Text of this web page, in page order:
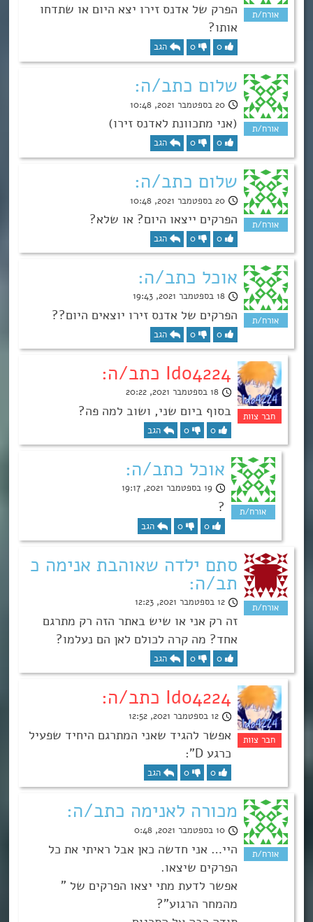
הפרק של אדנס זירו יצא היום או שתדחו
אותו?
0
0 הגב
שלום כתב/ה:
20 בספטמבר 2021, 10:48
(אני מתכוונת לאדנס זירו)
0
0 הגב
שלום כתב/ה:
20 בספטמבר 2021, 10:48
הפרקים ייצאו היום? או שלא?
0
0 הגב
אוכל כתב/ה:
18 בספטמבר 2021, 19:43
הפרקים של אדנס זירו יוצאים היום??
0
0 הגב
Ido4224 כתב/ה:
18 בספטמבר 2021, 20:22
בסוף ביום שני, ושוב למה פה?
0
0 הגב
אוכל כתב/ה:
19 בספטמבר 2021, 19:17
?
0
0 הגב
סתם ילדה שאוהבת אנימה כ
תב/ה:
12 בספטמבר 2021, 12:23
זה רק אני או שיש באתר הזה רק מתרגם
אחד? מה קרה לכולם לאן הם נעלמו?
0
0 הגב
Ido4224 כתב/ה:
12 בספטמבר 2021, 12:52
אפשר להגיד שאני המתרגם היחיד שפעיל
כרגע D”:
0
0 הגב
מכורה לאנימה כתב/ה:
10 בספטמבר 2021, 0:48
היי… אני חדשה כאן אבל ראיתי את כל
הפרקים שיצאו.
אפשר לדעת מתי יצאו הפרקים של ”
מהמחר הרגוע”?